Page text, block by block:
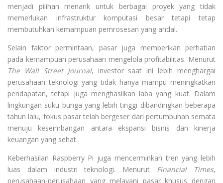
menjadi pilihan menarik untuk berbagai proyek yang tidak
memerlukan infrastruktur komputasi besar tetapi tetap
membutuhkan kemampuan pemrosesan yang andal.
Selain faktor permintaan, pasar juga memberikan perhatian
pada kemampuan perusahaan mengelola profitabilitas. Menurut
The Wall Street Journal, investor saat ini lebih menghargai
perusahaan teknologi yang tidak hanya mampu meningkatkan
pendapatan, tetapi juga menghasilkan laba yang kuat. Dalam
lingkungan suku bunga yang lebih tinggi dibandingkan beberapa
tahun lalu, fokus pasar telah bergeser dari pertumbuhan semata
menuju keseimbangan antara ekspansi bisnis dan kinerja
keuangan yang sehat.
Keberhasilan Raspberry Pi juga mencerminkan tren yang lebih
luas dalam industri teknologi. Menurut Financial Times,
perusahaan-perusahaan yang melayani pasar khusus dengan